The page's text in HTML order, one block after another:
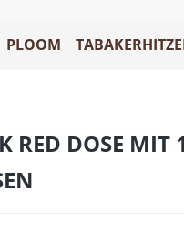
PLOOM
RED DOSE MIT